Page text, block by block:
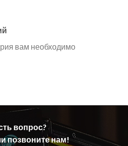
вам необходимо
вопрос?
позвоните нам!